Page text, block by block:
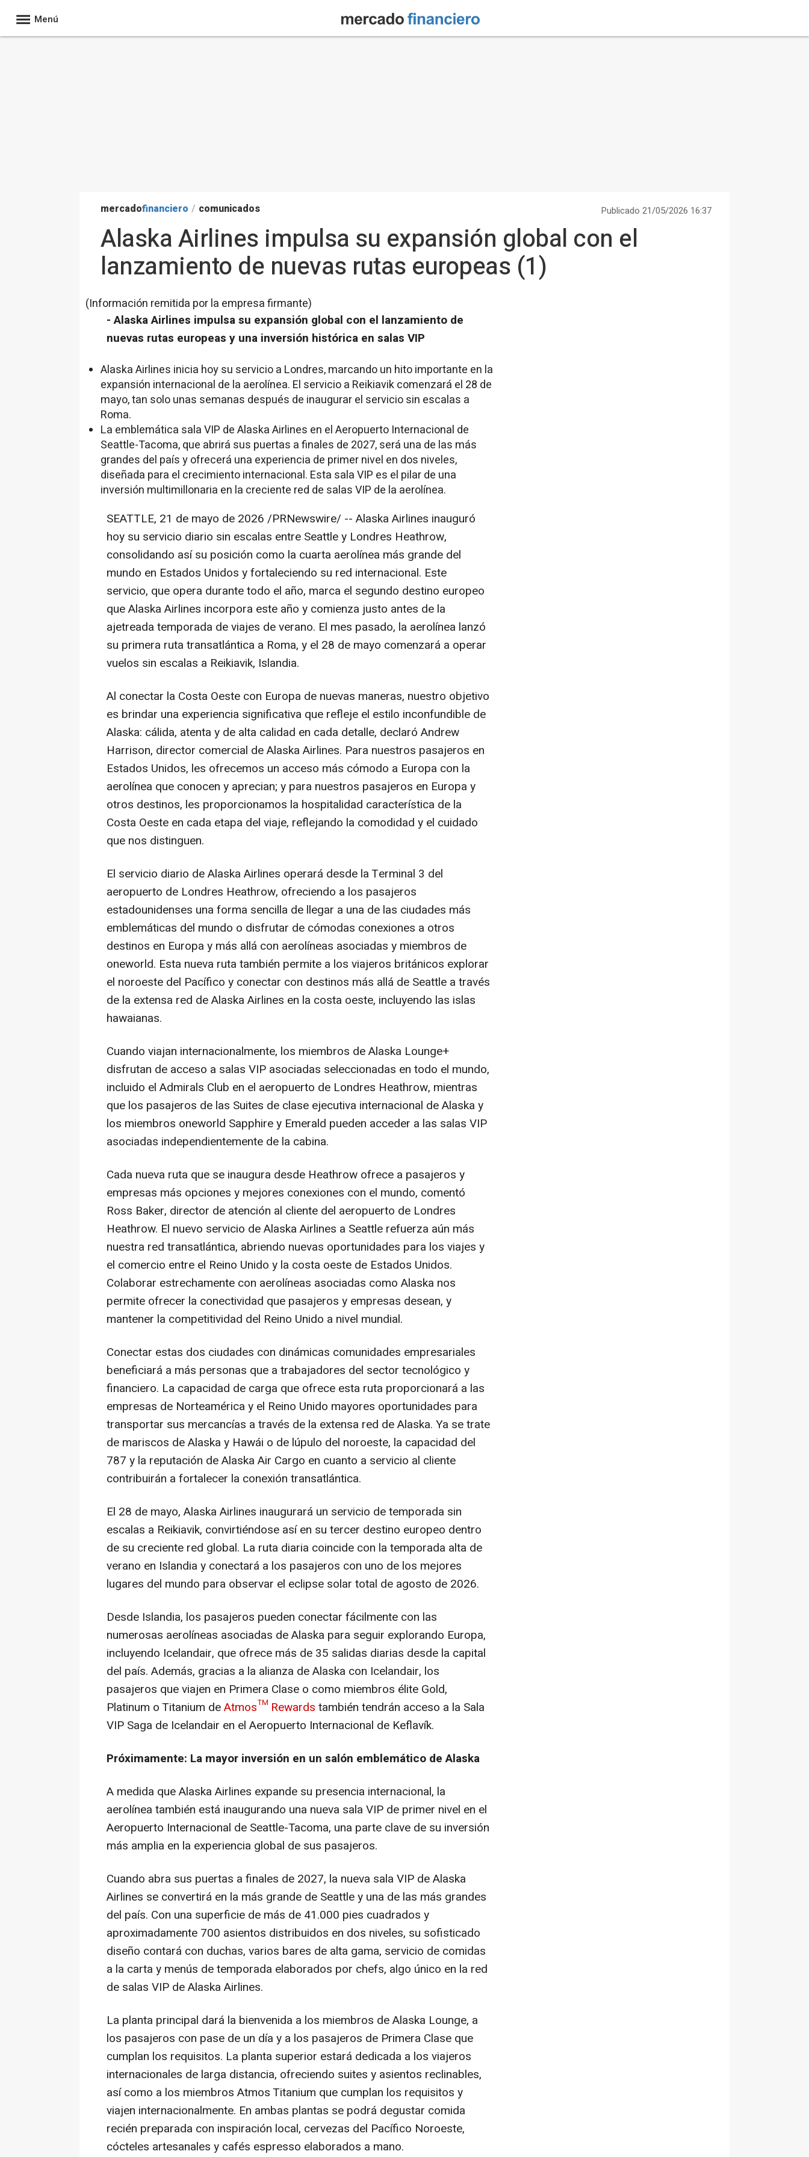
Menú
mercadofinanciero / comunicados Publicado 21/05/2026 16:37
Alaska Airlines impulsa su expansión global con el
lanzamiento de nuevas rutas europeas (1)
(Información remitida por la empresa firmante)
- Alaska Airlines impulsa su expansión global con el lanzamiento de
nuevas rutas europeas y una inversión histórica en salas VIP
Alaska Airlines inicia hoy su servicio a Londres, marcando un hito importante en la
expansión internacional de la aerolínea. El servicio a Reikiavik comenzará el 28 de
mayo, tan solo unas semanas después de inaugurar el servicio sin escalas a
Roma.
La emblemática sala VIP de Alaska Airlines en el Aeropuerto Internacional de
Seattle-Tacoma, que abrirá sus puertas a finales de 2027, será una de las más
grandes del país y ofrecerá una experiencia de primer nivel en dos niveles,
diseñada para el crecimiento internacional. Esta sala VIP es el pilar de una
inversión multimillonaria en la creciente red de salas VIP de la aerolínea.
SEATTLE, 21 de mayo de 2026 /PRNewswire/ -- Alaska Airlines inauguró
hoy su servicio diario sin escalas entre Seattle y Londres Heathrow,
consolidando así su posición como la cuarta aerolínea más grande del
mundo en Estados Unidos y fortaleciendo su red internacional. Este
servicio, que opera durante todo el año, marca el segundo destino europeo
que Alaska Airlines incorpora este año y comienza justo antes de la
ajetreada temporada de viajes de verano. El mes pasado, la aerolínea lanzó
su primera ruta transatlántica a Roma, y el 28 de mayo comenzará a operar
vuelos sin escalas a Reikiavik, Islandia.
Al conectar la Costa Oeste con Europa de nuevas maneras, nuestro objetivo
es brindar una experiencia significativa que refleje el estilo inconfundible de
Alaska: cálida, atenta y de alta calidad en cada detalle, declaró Andrew
Harrison, director comercial de Alaska Airlines. Para nuestros pasajeros en
Estados Unidos, les ofrecemos un acceso más cómodo a Europa con la
aerolínea que conocen y aprecian; y para nuestros pasajeros en Europa y
otros destinos, les proporcionamos la hospitalidad característica de la
Costa Oeste en cada etapa del viaje, reflejando la comodidad y el cuidado
que nos distinguen.
El servicio diario de Alaska Airlines operará desde la Terminal 3 del
aeropuerto de Londres Heathrow, ofreciendo a los pasajeros
estadounidenses una forma sencilla de llegar a una de las ciudades más
emblemáticas del mundo o disfrutar de cómodas conexiones a otros
destinos en Europa y más allá con aerolíneas asociadas y miembros de
oneworld. Esta nueva ruta también permite a los viajeros británicos explorar
el noroeste del Pacífico y conectar con destinos más allá de Seattle a través
de la extensa red de Alaska Airlines en la costa oeste, incluyendo las islas
hawaianas.
Cuando viajan internacionalmente, los miembros de Alaska Lounge+
disfrutan de acceso a salas VIP asociadas seleccionadas en todo el mundo,
incluido el Admirals Club en el aeropuerto de Londres Heathrow, mientras
que los pasajeros de las Suites de clase ejecutiva internacional de Alaska y
los miembros oneworld Sapphire y Emerald pueden acceder a las salas VIP
asociadas independientemente de la cabina.
Cada nueva ruta que se inaugura desde Heathrow ofrece a pasajeros y
empresas más opciones y mejores conexiones con el mundo, comentó
Ross Baker, director de atención al cliente del aeropuerto de Londres
Heathrow. El nuevo servicio de Alaska Airlines a Seattle refuerza aún más
nuestra red transatlántica, abriendo nuevas oportunidades para los viajes y
el comercio entre el Reino Unido y la costa oeste de Estados Unidos.
Colaborar estrechamente con aerolíneas asociadas como Alaska nos
permite ofrecer la conectividad que pasajeros y empresas desean, y
mantener la competitividad del Reino Unido a nivel mundial.
Conectar estas dos ciudades con dinámicas comunidades empresariales
beneficiará a más personas que a trabajadores del sector tecnológico y
financiero. La capacidad de carga que ofrece esta ruta proporcionará a las
empresas de Norteamérica y el Reino Unido mayores oportunidades para
transportar sus mercancías a través de la extensa red de Alaska. Ya se trate
de mariscos de Alaska y Hawái o de lúpulo del noroeste, la capacidad del
787 y la reputación de Alaska Air Cargo en cuanto a servicio al cliente
contribuirán a fortalecer la conexión transatlántica.
El 28 de mayo, Alaska Airlines inaugurará un servicio de temporada sin
escalas a Reikiavik, convirtiéndose así en su tercer destino europeo dentro
de su creciente red global. La ruta diaria coincide con la temporada alta de
verano en Islandia y conectará a los pasajeros con uno de los mejores
lugares del mundo para observar el eclipse solar total de agosto de 2026.
Desde Islandia, los pasajeros pueden conectar fácilmente con las
numerosas aerolíneas asociadas de Alaska para seguir explorando Europa,
incluyendo Icelandair, que ofrece más de 35 salidas diarias desde la capital
del país. Además, gracias a la alianza de Alaska con Icelandair, los
pasajeros que viajen en Primera Clase o como miembros élite Gold,
Platinum o Titanium deAtmos™ Rewards también tendrán acceso a la Sala
VIP Saga de Icelandair en el Aeropuerto Internacional de Keflavík.
Próximamente: La mayor inversión en un salón emblemático de Alaska
A medida que Alaska Airlines expande su presencia internacional, la
aerolínea también está inaugurando una nueva sala VIP de primer nivel en el
Aeropuerto Internacional de Seattle-Tacoma, una parte clave de su inversión
más amplia en la experiencia global de sus pasajeros.
Cuando abra sus puertas a finales de 2027, la nueva sala VIP de Alaska
Airlines se convertirá en la más grande de Seattle y una de las más grandes
del país. Con una superficie de más de 41.000 pies cuadrados y
aproximadamente 700 asientos distribuidos en dos niveles, su sofisticado
diseño contará con duchas, varios bares de alta gama, servicio de comidas
a la carta y menús de temporada elaborados por chefs, algo único en la red
de salas VIP de Alaska Airlines.
La planta principal dará la bienvenida a los miembros de Alaska Lounge, a
los pasajeros con pase de un día y a los pasajeros de Primera Clase que
cumplan los requisitos. La planta superior estará dedicada a los viajeros
internacionales de larga distancia, ofreciendo suites y asientos reclinables,
así como a los miembros Atmos Titanium que cumplan los requisitos y
viajen internacionalmente. En ambas plantas se podrá degustar comida
recién preparada con inspiración local, cervezas del Pacífico Noroeste,
cócteles artesanales y cafés espresso elaborados a mano.